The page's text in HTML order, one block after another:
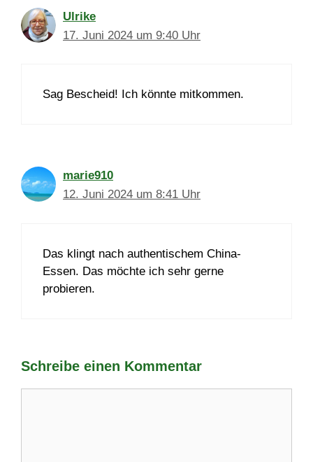
Ulrike
17. Juni 2024 um 9:40 Uhr
Sag Bescheid! Ich könnte mitkommen.
marie910
12. Juni 2024 um 8:41 Uhr
Das klingt nach authentischem China-
Essen. Das möchte ich sehr gerne
probieren.
Schreibe einen Kommentar